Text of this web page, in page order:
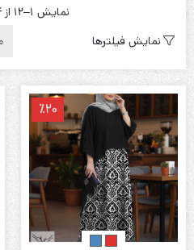
نمایش 1–12 از 54 نتیجه
نمایش فیلترها
٪20